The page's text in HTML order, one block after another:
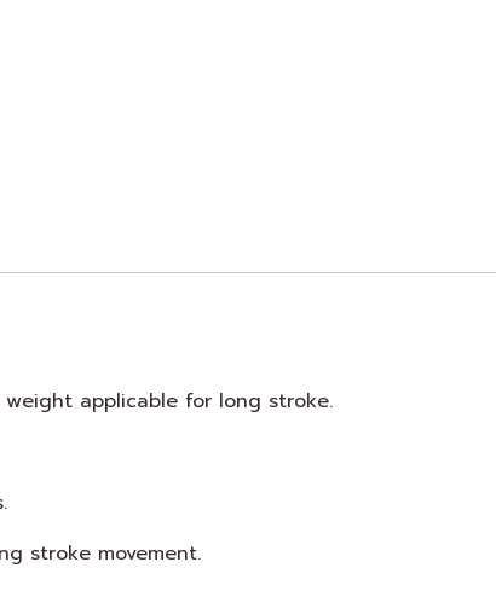
applicable for long stroke.
stroke movement.